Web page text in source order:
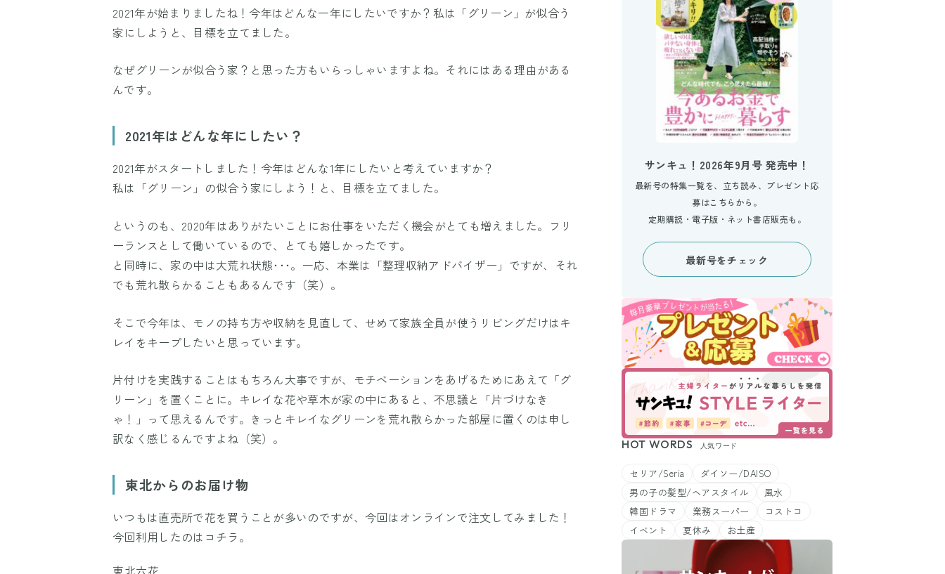
2021年が始まりましたね！今年はどんな一年にしたいですか？私は「グリーン」が似合う
家にしようと、目標を立てました。
なぜグリーンが似合う家？と思った方もいらっしゃいますよね。それにはある理由がある
んです。
2021年はどんな年にしたい？
2021年がスタートしました！今年はどんな1年にしたいと考えていますか？
私は「グリーン」の似合う家にしよう！と、目標を立てました。
というのも、2020年はありがたいことにお仕事をいただく機会がとても増えました。フリ
ーランスとして働いているので、とても嬉しかったです。
と同時に、家の中は大荒れ状態･･･。一応、本業は「整理収納アドバイザー」ですが、それ
でも荒れ散らかることもあるんです（笑）。
そこで今年は、モノの持ち方や収納を見直して、せめて家族全員が使うリビングだけはキ
レイをキープしたいと思っています。
片付けを実践することはもちろん大事ですが、モチベーションをあげるためにあえて「グ
リーン」を置くことに。キレイな花や草木が家の中にあると、不思議と「片づけなき
ゃ！」って思えるんです。きっとキレイなグリーンを荒れ散らかった部屋に置くのは申し
訳なく感じるんですよね（笑）。
東北からのお届け物
いつもは直売所で花を買うことが多いのですが、今回はオンラインで注文してみました！
今回利用したのはコチラ。
東北六花
サンキュ！2026年9月号 発売中！
最新号の特集一覧を、立ち読み、プレゼント応
募はこちらから。
定期購読・電子版・ネット書店販売も。
最新号をチェック
HOT WORDS 人気ワード
セリア/Seria
ダイソー/DAISO
男の子の髪型/ヘアスタイル
風水
韓国ドラマ
業務スーパー
コストコ
イベント
夏休み お土産